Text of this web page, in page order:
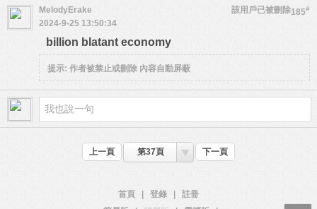
185#
MelodyErake
該用戶已被刪除
2024-9-25 13:50:34
billion blatant economy
提示: 作者被禁止或刪除 內容自動屏蔽
上一頁 第37頁 下一頁
首頁 登錄
註冊